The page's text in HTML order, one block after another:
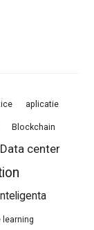
aplicatie
Blockchain
Data center
learning